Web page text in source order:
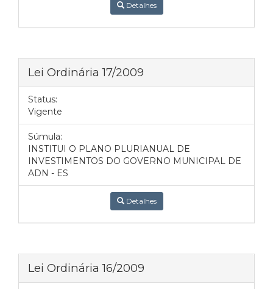
Detalhes
Lei Ordinária 17/2009
Status:
Vigente
Súmula:
INSTITUI O PLANO PLURIANUAL DE
INVESTIMENTOS DO GOVERNO MUNICIPAL DE
ADN - ES
Detalhes
Lei Ordinária 16/2009